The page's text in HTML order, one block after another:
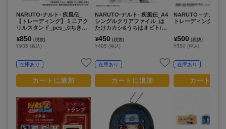
NARUTO-ナルト- 疾風伝_
【トレーディング】ミニアク
リルスタンド_pcs_ぷちきゅ
¥850 (税抜)
¥935 (税込)
在庫あり
カートに追加
NARUTO-ナルト- 疾風伝_A4
シングルクリアファイル_は
たけカカシ&うちはオビト/ペ
¥450 (税抜)
¥495 (税込)
在庫あり
カートに追加
NARUTO－ナルト
トレーディング缶バ
¥500 (税抜)
¥550 (税込)
在庫あり
カートに